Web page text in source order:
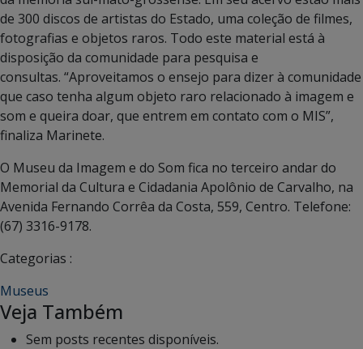
de 300 discos de artistas do Estado, uma coleção de filmes,
fotografias e objetos raros. Todo este material está à
disposição da comunidade para pesquisa e
consultas. “Aproveitamos o ensejo para dizer à comunidade
que caso tenha algum objeto raro relacionado à imagem e
som e queira doar, que entrem em contato com o MIS”,
finaliza Marinete.
O Museu da Imagem e do Som fica no terceiro andar do
Memorial da Cultura e Cidadania Apolônio de Carvalho, na
Avenida Fernando Corrêa da Costa, 559, Centro. Telefone:
(67) 3316-9178.
Categorias :
Museus
Veja Também
Sem posts recentes disponíveis.